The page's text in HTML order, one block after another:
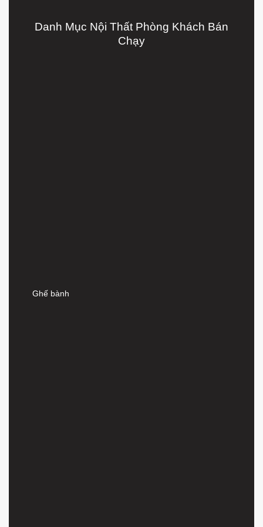
Danh Mục Nội Thất Phòng Khách Bán
Chạy
Ghế bành